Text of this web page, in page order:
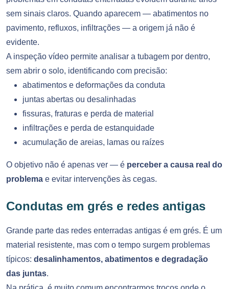
sem sinais claros. Quando aparecem — abatimentos no
pavimento, refluxos, infiltrações — a origem já não é
evidente.
A inspeção vídeo permite analisar a tubagem por dentro,
sem abrir o solo, identificando com precisão:
abatimentos e deformações da conduta
juntas abertas ou desalinhadas
fissuras, fraturas e perda de material
infiltrações e perda de estanquidade
acumulação de areias, lamas ou raízes
O objetivo não é apenas ver — é perceber a causa real do
problema e evitar intervenções às cegas.
Condutas em grés e redes antigas
Grande parte das redes enterradas antigas é em grés. É um
material resistente, mas com o tempo surgem problemas
típicos: desalinhamentos, abatimentos e degradação
das juntas.